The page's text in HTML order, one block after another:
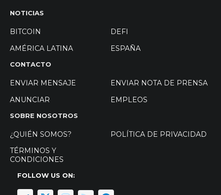
NOTICIAS
BITCOIN
DEFI
AMÉRICA LATINA
ESPAÑA
CONTACTO
ENVIAR MENSAJE
ENVIAR NOTA DE PRENSA
ANUNCIAR
EMPLEOS
SOBRE NOSOTROS
¿QUIÉN SOMOS?
POLÍTICA DE PRIVACIDAD
TÉRMINOS Y
CONDICIONES
FOLLOW US ON: